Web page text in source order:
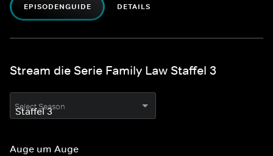
EPISODENGUIDE DETAILS
Stream die Serie Family Law Staffel 3
Select Season
Auge um Auge